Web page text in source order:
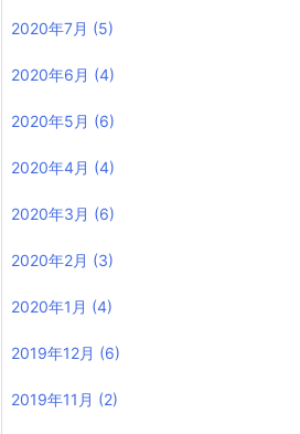
2020年7月 (5)
2020年6月 (4)
2020年5月 (6)
2020年4月 (4)
2020年3月 (6)
2020年2月 (3)
2020年1月 (4)
2019年12月 (6)
2019年11月 (2)